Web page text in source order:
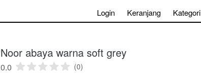
Login Keranjang Kategori
Noor abaya warna soft grey
0.0 (0)